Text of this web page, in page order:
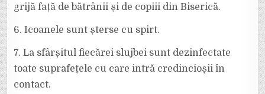
grijă față de bătrânii și de copiii din Biserică.
6. Icoanele sunt șterse cu spirt.
7. La sfârșitul fiecărei slujbei sunt dezinfectate
toate suprafețele cu care intră credincioșii în
contact.